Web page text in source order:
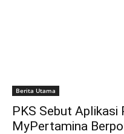
Berita Utama
PKS Sebut Aplikasi
MyPertamina